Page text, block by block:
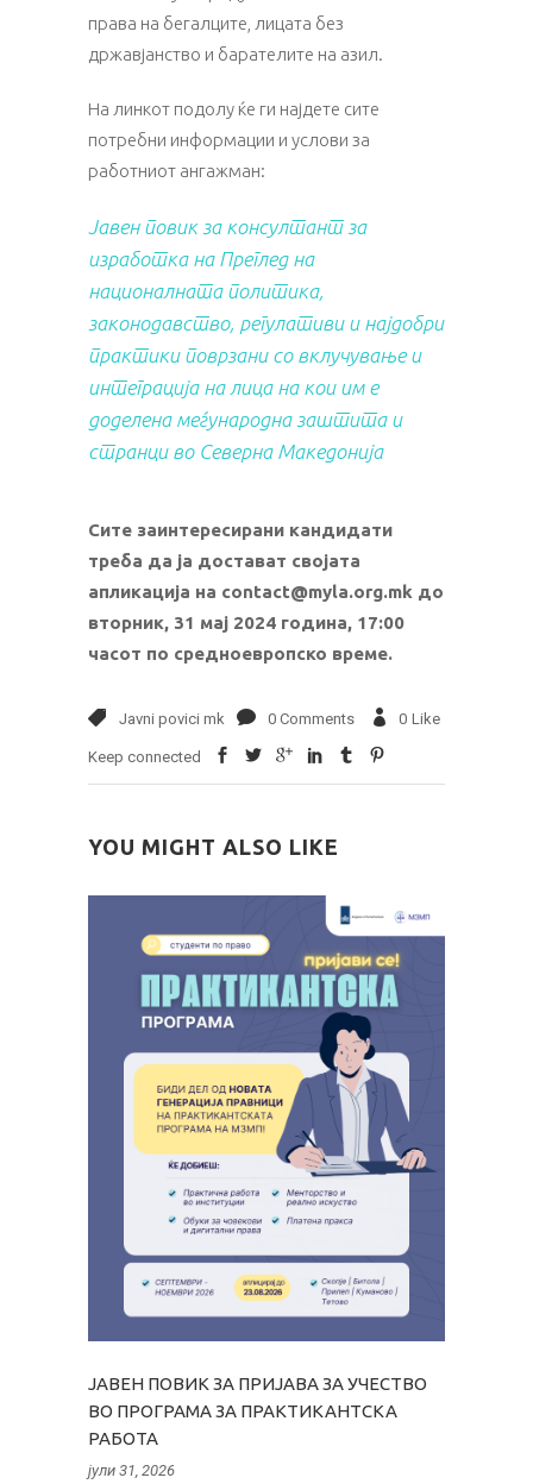
права на бегалците, лицата без
државјанство и барателите на азил.
На линкот подолу ќе ги најдете сите
потребни информации и услови за
работниот ангажман:
Јавен повик за консултант за
изработка на Преглед на
националната политика,
законодавство, регулативи и најдобри
практики поврзани со вклучување и
интеграција на лица на кои им е
доделена меѓународна заштита и
странци во Северна Македонија
Сите заинтересирани кандидати
треба да ја достават својата
апликација на contact@myla.org.mk до
вторник, 31 мај 2024 година, 17:00
часот по средноевропско време.
Javni povici mk 0 Comments 0 Like
Keep connected
YOU MIGHT ALSO LIKE
ЈАВЕН ПОВИК ЗА ПРИЈАВА ЗА УЧЕСТВО
ВО ПРОГРАМА ЗА ПРАКТИКАНТСКА
РАБОТА
јули 31, 2026